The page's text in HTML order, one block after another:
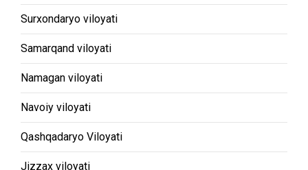
Surxondaryo viloyati
Samarqand viloyati
Namagan viloyati
Navoiy viloyati
Qashqadaryo Viloyati
Jizzax viloyati